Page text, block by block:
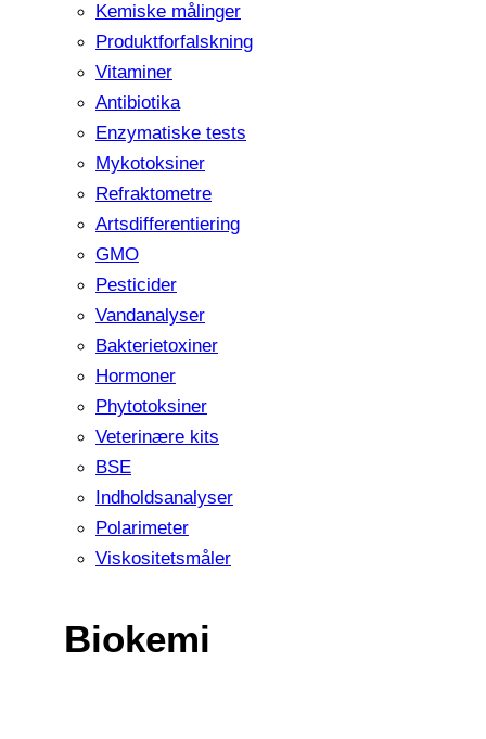
Kemiske målinger
Produktforfalskning
Vitaminer
Antibiotika
Enzymatiske tests
Mykotoksiner
Refraktometre
Artsdifferentiering
GMO
Pesticider
Vandanalyser
Bakterietoxiner
Hormoner
Phytotoksiner
Veterinære kits
BSE
Indholdsanalyser
Polarimeter
Viskositetsmåler
Biokemi